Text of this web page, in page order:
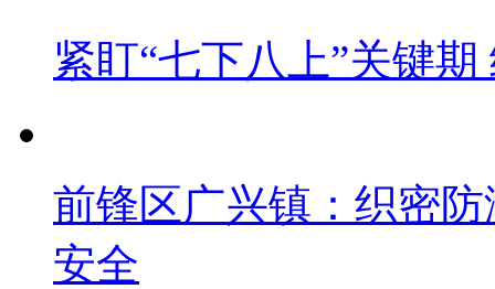
紧盯“七下八上”关键
前锋区广兴镇：织密
安全